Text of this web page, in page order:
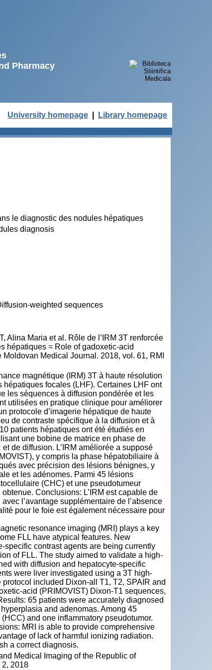
Pharmacy
University homepage Library homepage
le diagnostic des nodules hépatiques
diagnosis
weighted sequences
Alina Maria et al. Rôle de l’IRM 3T renforcée
hépatiques = Role of gadoxetic-acid
Medical Journal. 2018, vol. 61, RMI
magnétique (IRM) 3T à haute résolution
focales (LHF). Certaines LHF ont
les séquences à diffusion pondérée et les
utilisées en pratique clinique pour améliorer
protocole d’imagerie hépatique de haute
de contraste spécifique à la diffusion et à
patients hépatiques ont été étudiés en
une bobine de matrice en phase de
de diffusion. L’IRM améliorée a supposé
y compris la phase hépatobiliaire à
avec précision des lésions bénignes, y
et les adénomes. Parmi 45 lésions
(CHC) et une pseudotumeur
Conclusions: L’IRM est capable de
l’avantage supplémentaire de l’absence
pour le foie est également nécessaire pour
resonance imaging (MRI) plays a key
FLL have atypical features. New
contrast agents are being currently
of FLL. The study aimed to validate a high-
with diffusion and hepatocyte-specific
were liver investigated using a 3T high-
included Dixon-all T1, T2, SPAIR and
acid (PRIMOVIST) Dixon-T1 sequences,
65 patients were accurately diagnosed
and adenomas. Among 45
and one inflammatory pseudotumor.
MRI is able to provide comprehensive
of lack of harmful ionizing radiation.
a correct diagnosis.
Medical Imaging of the Republic of
2, 2018